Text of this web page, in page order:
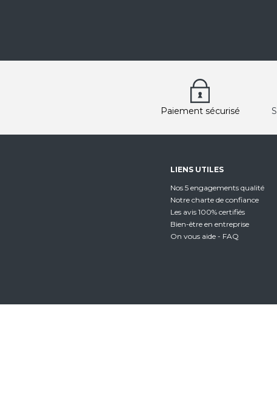
Paiement sécurisé
LIENS UTILES
Nos 5 engagements qualité
Notre charte de confiance
Les avis 100% certifiés
Bien-être en entreprise
On vous aide - FAQ